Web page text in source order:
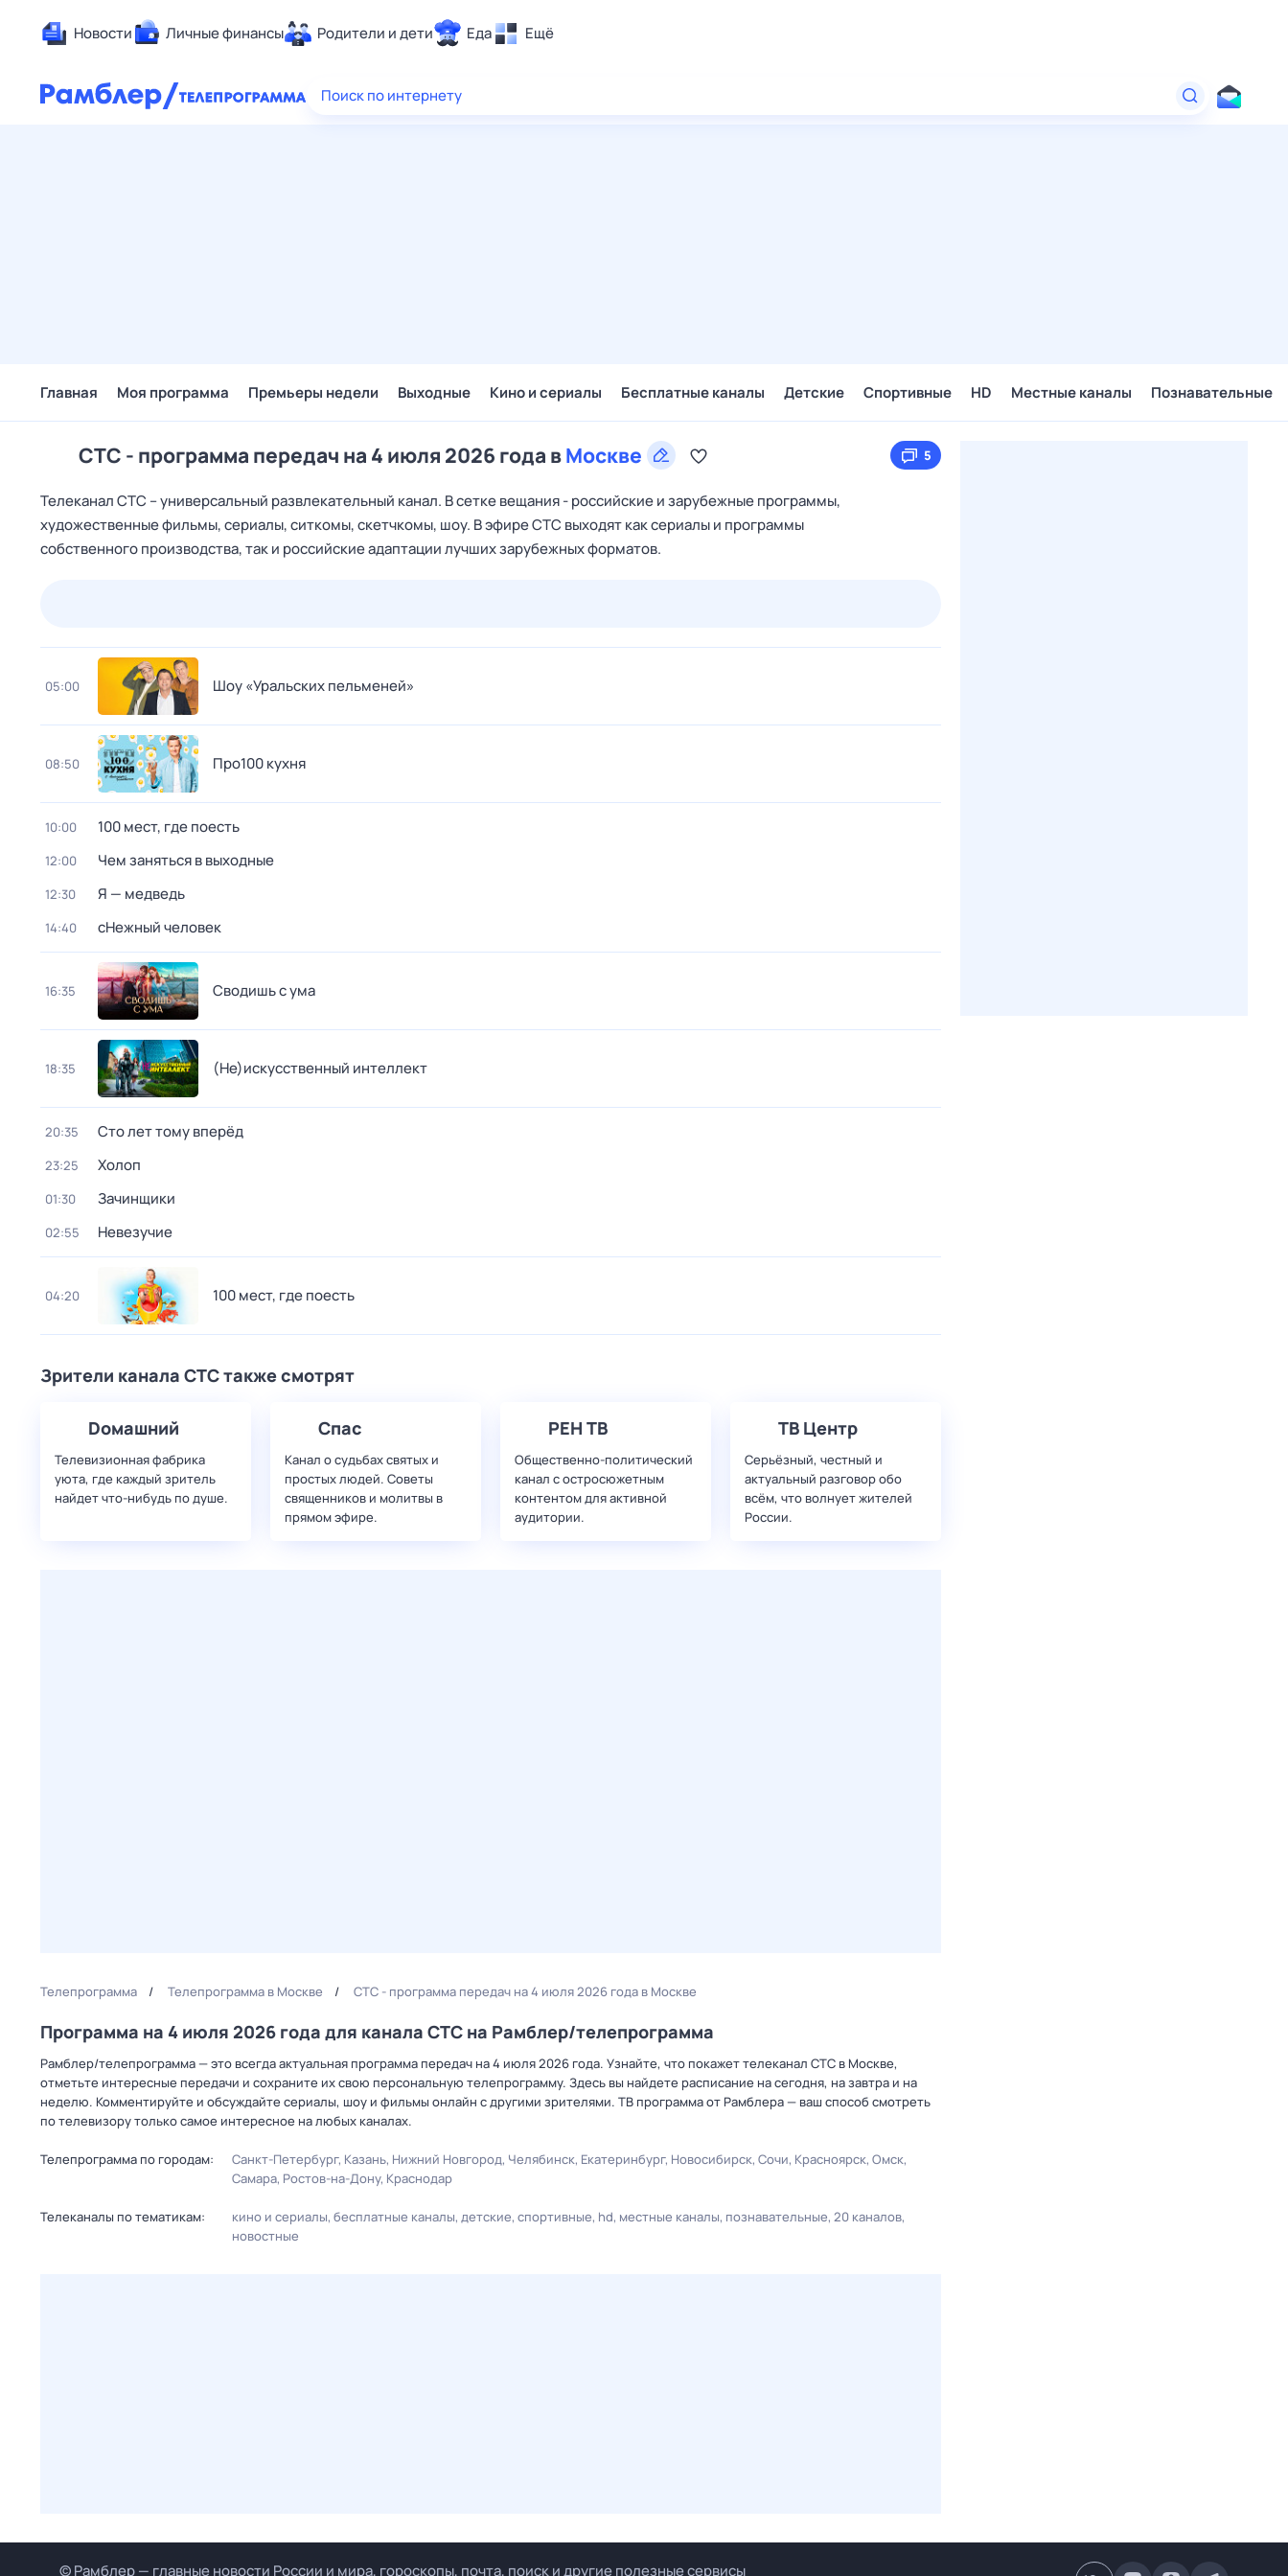
Новости Личные финансы Родители и дети Еда Ещё
Здоровье
Поиск по интернету
Главная Моя программа Премьеры недели Выходные Кино и сериалы Бесплатные каналы Детские Спортивные HD Местные каналы Познавательные
СТС - программа передач на 4 июля 2026 года вМоскве 5
Телеканал CTC – универсальный развлекательный канал. В сетке вещания - российские и зарубежные программы,
художественные фильмы, сериалы, ситкомы, скетчкомы, шоу. В эфире СТС выходят как сериалы и программы
собственного производства, так и российские адаптации лучших зарубежных форматов.
05:00 Шоу «Уральских пельменей»
08:50 Про100 кухня
10:00 100 мест, где поесть
12:00 Чем заняться в выходные
12:30 Я — медведь
14:40 сНежный человек
16:35 Сводишь с ума
18:35 (Не)иcкусственный интeллект
20:35 Сто лет тому вперёд
23:25 Холоп
01:30 Зачинщики
02:55 Невезучие
04:20 100 мест, где поесть
Зрители канала СТС также смотрят
Dомашний
Телевизионная фабрика
уюта, где каждый зритель
найдет что‑нибудь по душе.
Спас
Канал о судьбах святых и
простых людей. Советы
священников и молитвы в
прямом эфире.
РЕН ТВ
Общественно-политический
канал с остросюжетным
контентом для активной
аудитории.
ТВ Центр
Серьёзный, честный и
актуальный разговор обо
всём, что волнует жителей
России.
Телепрограмма Телепрограмма в Москве СТС - программа передач на 4 июля 2026 года в Москве
Программа на 4 июля 2026 года для канала СТС на Рамблер/телепрограмма
Рамблер/телепрограмма — это всегда актуальная программа передач на 4 июля 2026 года. Узнайте, что покажет телеканал СТС в Москве,
отметьте интересные передачи и сохраните их свою персональную телепрограмму. Здесь вы найдете расписание на сегодня, на завтра и на
неделю. Комментируйте и обсуждайте сериалы, шоу и фильмы онлайн с другими зрителями. ТВ программа от Рамблера — ваш способ смотреть
по телевизору только самое интересное на любых каналах.
Телепрограмма по городам: Санкт-Петербург Казань Нижний Новгород Челябинск Екатеринбург Новосибирск Сочи Красноярск Омск
Самара Ростов-на-Дону Краснодар
Телеканалы по тематикам: кино и сериалы бесплатные каналы детские спортивные hd местные каналы познавательные 20 каналов
новостные
© Рамблер — главные новости России и мира, гороскопы, почта, поиск и другие полезные сервисы